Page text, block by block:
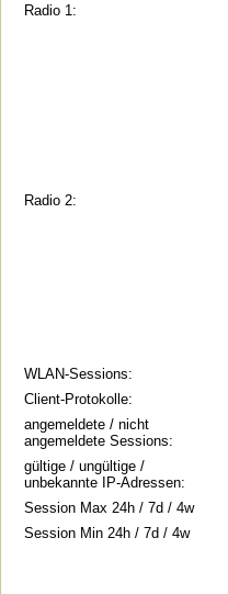
Radio 1:
Radio 2:
WLAN-Sessions:
Client-Protokolle:
angemeldete / nicht
angemeldete Sessions:
gültige / ungültige /
unbekannte IP-Adressen:
Session Max 24h / 7d / 4w
Session Min 24h / 7d / 4w